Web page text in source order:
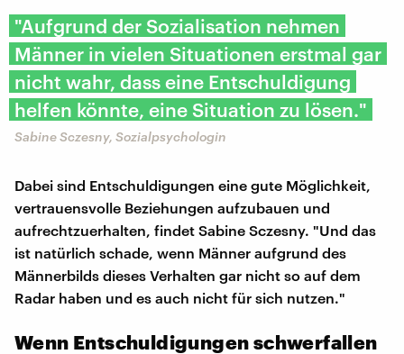
"Aufgrund der Sozialisation nehmen
Männer in vielen Situationen erstmal gar
nicht wahr, dass eine Entschuldigung
helfen könnte, eine Situation zu lösen."
Sabine Sczesny, Sozialpsychologin
Dabei sind Entschuldigungen eine gute Möglichkeit,
vertrauensvolle Beziehungen aufzubauen und
aufrechtzuerhalten, findet Sabine Sczesny. "Und das
ist natürlich schade, wenn Männer aufgrund des
Männerbilds dieses Verhalten gar nicht so auf dem
Radar haben und es auch nicht für sich nutzen."
Wenn Entschuldigungen schwerfallen